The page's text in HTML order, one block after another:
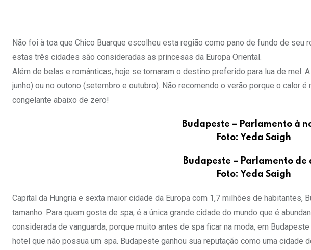
Não foi à toa que Chico Buarque escolheu esta região como pano de fundo de seu
estas três cidades são consideradas as princesas da Europa Oriental.
Além de belas e românticas, hoje se tornaram o destino preferido para lua de mel.
junho) ou no outono (setembro e outubro). Não recomendo o verão porque o calor
congelante abaixo de zero!
Budapeste – Parlamento à
Foto: Yeda Saigh
Budapeste – Parlamento de
Foto: Yeda Saigh
Capital da Hungria e sexta maior cidade da Europa com 1,7 milhões de habitantes,
tamanho. Para quem gosta de spa, é a única grande cidade do mundo que é
considerada de vanguarda, porque muito antes de spa ficar na moda, em
hotel que não possua um spa. Budapeste ganhou sua reputação como uma